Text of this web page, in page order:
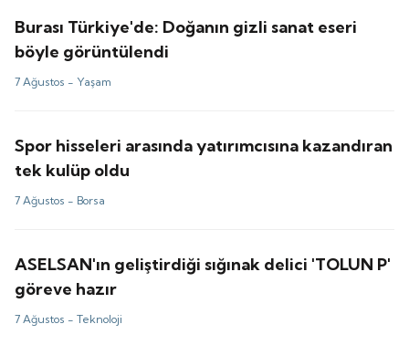
Burası Türkiye'de: Doğanın gizli sanat eseri
böyle görüntülendi
7 Ağustos - Yaşam
Spor hisseleri arasında yatırımcısına kazandıran
tek kulüp oldu
7 Ağustos - Borsa
ASELSAN'ın geliştirdiği sığınak delici 'TOLUN P'
göreve hazır
7 Ağustos -Teknoloji